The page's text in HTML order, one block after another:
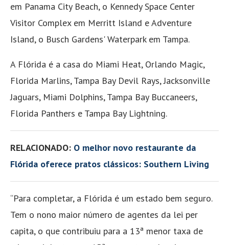
em Panama City Beach, o Kennedy Space Center
Visitor Complex em Merritt Island e Adventure
Island, o Busch Gardens' Waterpark em Tampa.
A Flórida é a casa do Miami Heat, Orlando Magic,
Florida Marlins, Tampa Bay Devil Rays, Jacksonville
Jaguars, Miami Dolphins, Tampa Bay Buccaneers,
Florida Panthers e Tampa Bay Lightning.
RELACIONADO: O melhor novo restaurante da
Flórida oferece pratos clássicos: Southern Living
“Para completar, a Flórida é um estado bem seguro.
Tem o nono maior número de agentes da lei per
capita, o que contribuiu para a 13ª menor taxa de